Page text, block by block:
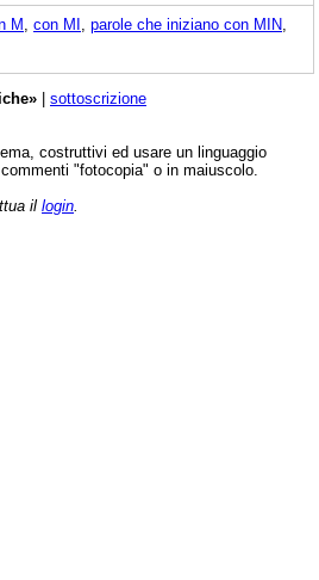
M con MI parole che iniziano con MIN
| sottoscrizione
costruttivi ed usare un linguaggio
"fotocopia" o in maiuscolo.
il login